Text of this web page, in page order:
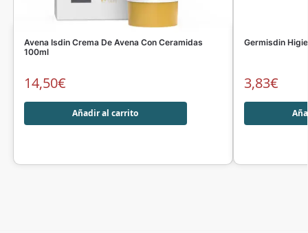
Avena Isdin Crema De Avena Con Ceramidas
100ml
14,50€
Añadir al carrito
Germisdin
3,83€